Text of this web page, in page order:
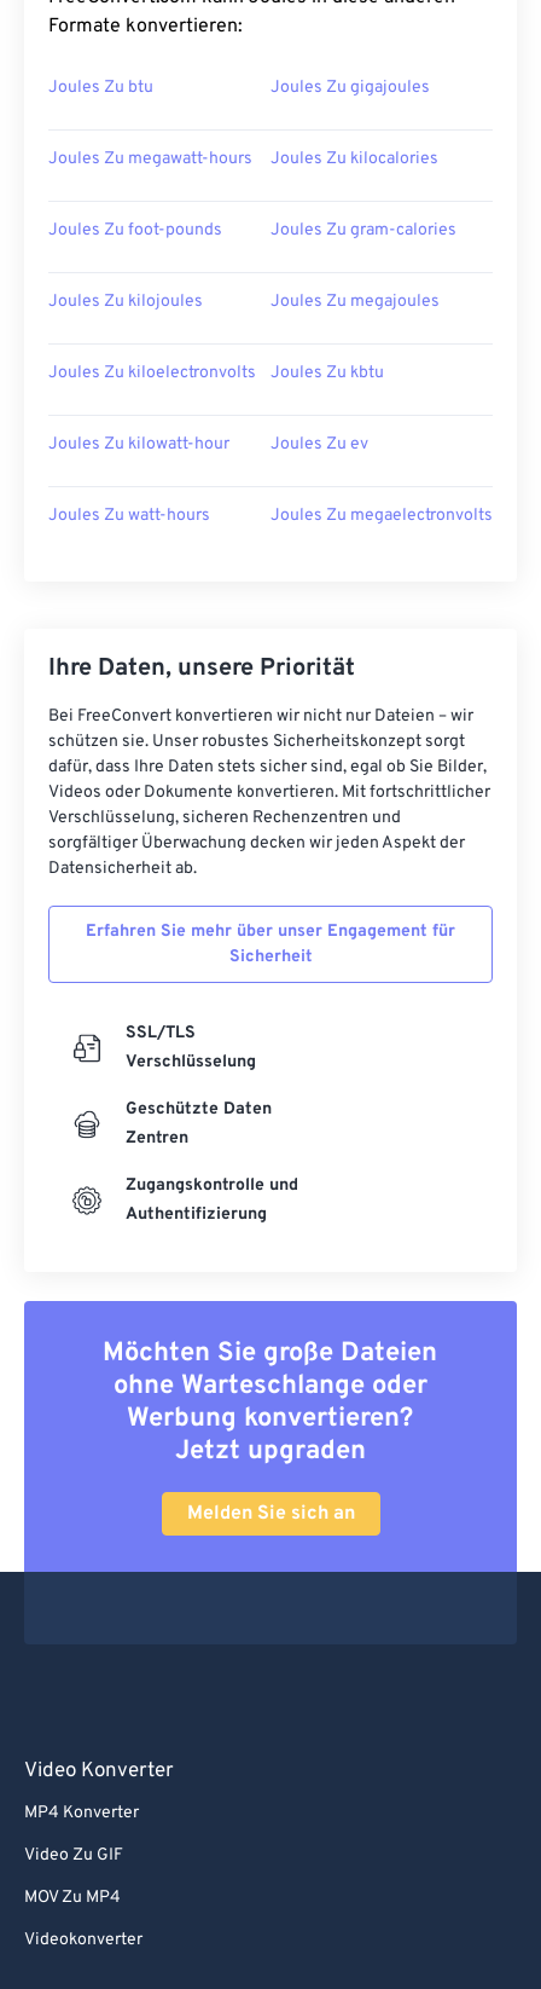
Formate konvertieren:
Joules Zu btu Joules Zu gigajoules
Joules Zu megawatt-hours Joules Zu kilocalories
Joules Zu foot-pounds Joules Zu gram-calories
Joules Zu kilojoules Joules Zu megajoules
Joules Zu kiloelectronvolts Joules Zu kbtu
Joules Zu kilowatt-hour Joules Zu ev
Joules Zu watt-hours Joules Zu megaelectronvolts
Ihre Daten, unsere Priorität
Bei FreeConvert konvertieren wir nicht nur Dateien – wir
schützen sie. Unser robustes Sicherheitskonzept sorgt
dafür, dass Ihre Daten stets sicher sind, egal ob Sie Bilder,
Videos oder Dokumente konvertieren. Mit fortschrittlicher
Verschlüsselung, sicheren Rechenzentren und
sorgfältiger Überwachung decken wir jeden Aspekt der
Datensicherheit ab.
Erfahren Sie mehr über unser Engagement für
Sicherheit
SSL/TLS
Verschlüsselung
Geschützte Daten
Zentren
Zugangskontrolle und
Authentifizierung
Möchten Sie große Dateien
ohne Warteschlange oder
Werbung konvertieren?
Jetzt upgraden
Melden Sie sich an
Video Konverter
MP4 Konverter
Video Zu GIF
MOV Zu MP4
Videokonverter